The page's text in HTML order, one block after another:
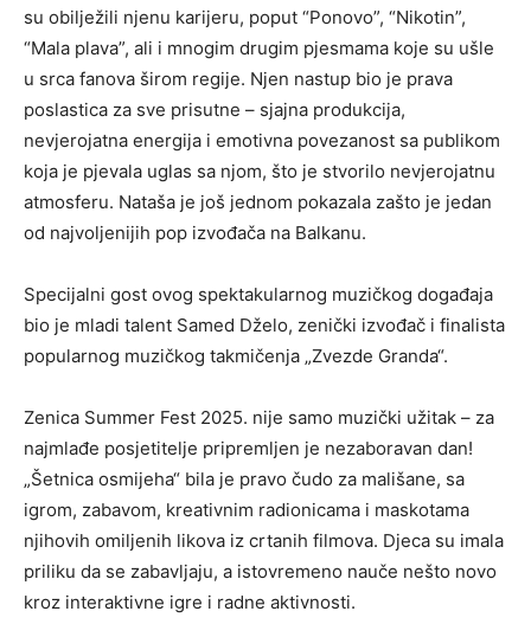
su obilježili njenu karijeru, poput “Ponovo”, “Nikotin”,
“Mala plava”, ali i mnogim drugim pjesmama koje su ušle
u srca fanova širom regije. Njen nastup bio je prava
poslastica za sve prisutne – sjajna produkcija,
nevjerojatna energija i emotivna povezanost sa publikom
koja je pjevala uglas sa njom, što je stvorilo nevjerojatnu
atmosferu. Nataša je još jednom pokazala zašto je jedan
od najvoljenijih pop izvođača na Balkanu.
Specijalni gost ovog spektakularnog muzičkog događaja
bio je mladi talent Samed Dželo, zenički izvođač i finalista
popularnog muzičkog takmičenja „Zvezde Granda“.
Zenica Summer Fest 2025. nije samo muzički užitak – za
najmlađe posjetitelje pripremljen je nezaboravan dan!
„Šetnica osmijeha“ bila je pravo čudo za mališane, sa
igrom, zabavom, kreativnim radionicama i maskotama
njihovih omiljenih likova iz crtanih filmova. Djeca su imala
priliku da se zabavljaju, a istovremeno nauče nešto novo
kroz interaktivne igre i radne aktivnosti.